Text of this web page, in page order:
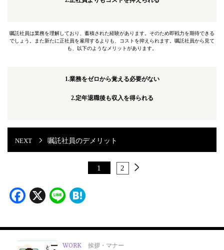
嘱託社員は業務を理解しており、蓄積された経験があります。そのため即戦力を期待できる
でしょう。また新たに正社員を雇用するよりも、コストを抑えられます。嘱託社員から見て
も、以下のようなメリットがあります。
1.業務をゼロから覚える必要がない
2.定年退職後も収入を得られる
嘱託社員のデメリット
1 2
Facebook
X Line
WORK 挨拶・マナー